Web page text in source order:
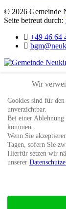
© 2026 Gemeinde
Seite betreut durch:
+49 46 64
Gemeinde
">
"> Termine
Düt & dat
Kultur/
Tourismus
Wir
Cookies sind für
unverzichtbar.
Bei einer Ablehnung
kommen.
Wenn Sie
Tagen, sofern Sie
Hierfür setzen wir
unserer